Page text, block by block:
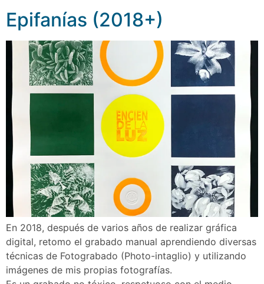
Epifanías (2018+)
En 2018, después de varios años de realizar gráfica
digital, retomo el grabado manual aprendiendo diversas
técnicas de Fotograbado (Photo-intaglio) y utilizando
imágenes de mis propias fotografı́as.